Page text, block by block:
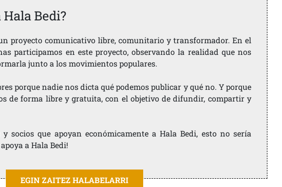
Hala Bedi?
proyecto comunicativo libre, comunitario y transformador. En el
participamos en este proyecto, observando la realidad que nos
junto a los movimientos populares.
porque nadie nos dicta qué podemos publicar y qué no. Y porque
de forma libre y gratuita, con el objetivo de difundir, compartir y
socios que apoyan económicamente a Hala Bedi, esto no sería
a Hala Bedi!
EGIN ZAITEZ HALABELARRI